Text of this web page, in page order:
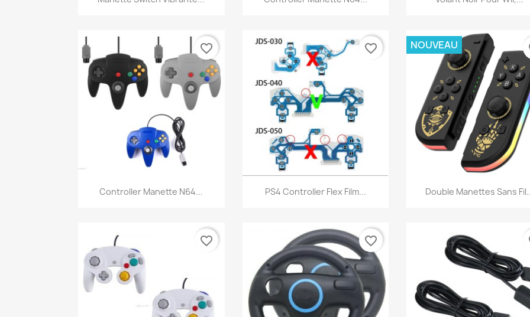
Aperçu rapide
Controller Manette N64...
favorite_border
Aperçu rapide
PS4 Controller Flex Film...
favorite_border
Aperçu rapide
Double Manettes Sans
NOUVEAU
favorite_border favorite_border